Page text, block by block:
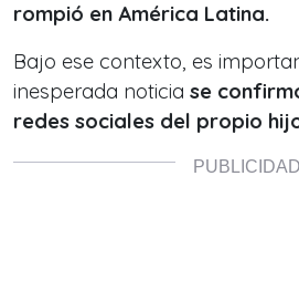
rompió en América Latina.
Bajo ese contexto, es
inesperada noticia se
redes sociales del propio